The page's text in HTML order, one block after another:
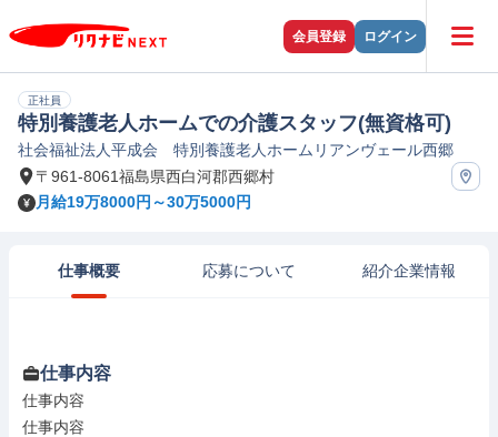
会員登録 ログイン
正社員
特別養護老人ホームでの介護スタッフ(無資格可)
社会福祉法人平成会 特別養護老人ホームリアンヴェール西郷
〒961-8061福島県西白河郡西郷村
月給19万8000円～30万5000円
仕事概要 応募について 紹介企業情報
仕事内容
仕事内容
仕事内容